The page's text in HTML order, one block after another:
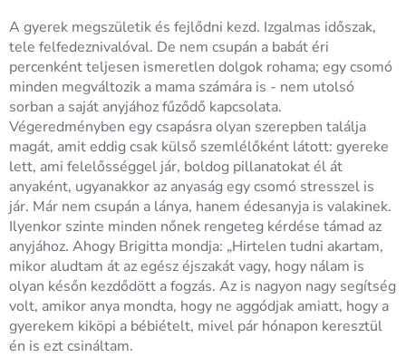
A gyerek megszületik és fejlődni kezd. Izgalmas időszak,
tele felfedeznivalóval. De nem csupán a babát éri
percenként teljesen ismeretlen dolgok rohama; egy csomó
minden megváltozik a mama számára is - nem utolsó
sorban a saját anyjához fűződő kapcsolata.
Végeredményben egy csapásra olyan szerepben találja
magát, amit eddig csak külső szemlélőként látott: gyereke
lett, ami felelősséggel jár, boldog pillanatokat él át
anyaként, ugyanakkor az anyaság egy csomó stresszel is
jár. Már nem csupán a lánya, hanem édesanyja is valakinek.
Ilyenkor szinte minden nőnek rengeteg kérdése támad az
anyjához. Ahogy Brigitta mondja: „Hirtelen tudni akartam,
mikor aludtam át az egész éjszakát vagy, hogy nálam is
olyan későn kezdődött a fogzás. Az is nagyon nagy segítség
volt, amikor anya mondta, hogy ne aggódjak amiatt, hogy a
gyerekem kiköpi a bébiételt, mivel pár hónapon keresztül
én is ezt csináltam.